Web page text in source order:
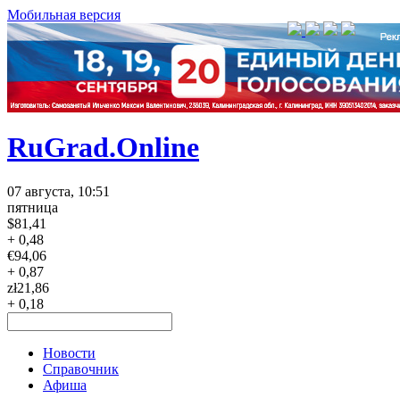
Мобильная версия
RuGrad.Online
07 августа, 10:51
пятница
$81,41
+ 0,48
€94,06
+ 0,87
zł21,86
+ 0,18
Новости
Справочник
Афиша